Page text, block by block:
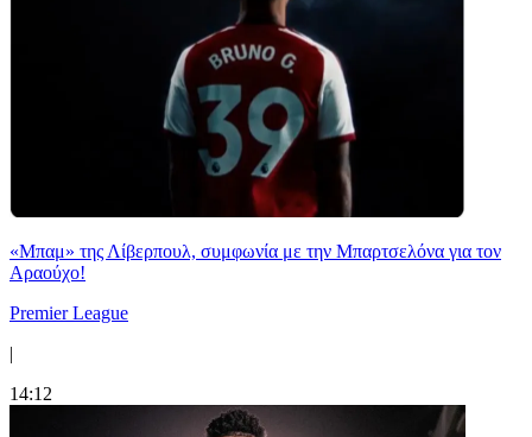
«Μπαμ» της Λίβερπουλ, συμφωνία με την Μπαρτσελόνα για τον
Αραούχο!
Premier League
|
14:12